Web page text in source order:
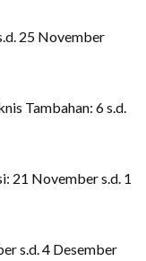
25 November
Tambahan: 6 s.d.
21 November s.d. 1
s.d. 4 Desember